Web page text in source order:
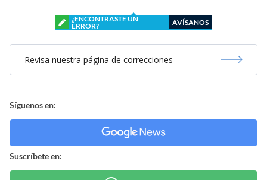
¿ENCONTRASTE UN
ERROR?
AVÍSANOS
Revisa nuestra página de correcciones
Síguenos en:
Suscríbete en: